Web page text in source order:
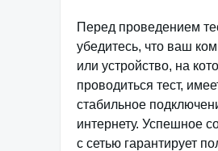
Перед проведением
убедитесь, что ваш
или устройство, на
проводиться тест,
стабильное
интернету. Успешное
с сетью гарантирует